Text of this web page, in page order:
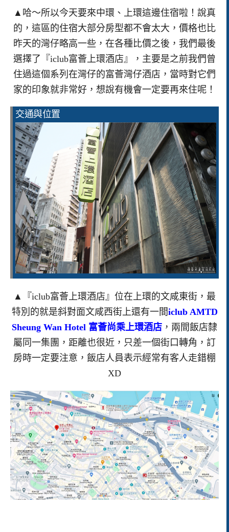
▲哈～所以今天要來中環、上環這邊住宿啦！說真
的，這區的住宿大部分房型都不會太大，價格也比
昨天的灣仔略高一些，在各種比價之後，我們最後
選擇了『iclub富薈上環酒店』，主要是之前我們曾
住過這個系列在灣仔的富薈灣仔酒店，當時對它們
家的印象就非常好，想說有機會一定要再來住呢！
交通與位置
▲『iclub富薈上環酒店』位在上環的文咸東街，最
特別的就是斜對面文咸西街上還有一間iclub AMTD
Sheung Wan Hotel 富薈尚乘上環酒店 ，兩間飯店隸
屬同一集團，距離也很近，只差一個街口轉角，訂
房時一定要注意，飯店人員表示經常有客人走錯棚
XD